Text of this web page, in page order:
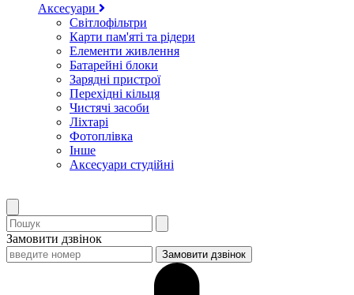
Аксесуари
Світлофільтри
Карти пам'яті та рідери
Елементи живлення
Батарейні блоки
Зарядні пристрої
Перехідні кільця
Чистячі засоби
Ліхтарі
Фотоплівка
Інше
Аксесуари студійні
Замовити дзвінок